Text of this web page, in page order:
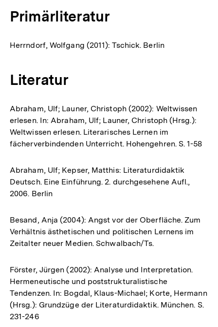
Primärliteratur
Herrndorf, Wolfgang (2011): Tschick. Berlin
Literatur
Abraham, Ulf; Launer, Christoph (2002): Weltwissen
erlesen. In: Abraham, Ulf; Launer, Christoph (Hrsg.):
Weltwissen erlesen. Literarisches Lernen im
fächerverbindenden Unterricht. Hohengehren. S. 1-58
Abraham, Ulf; Kepser, Matthis: Literaturdidaktik
Deutsch. Eine Einführung. 2. durchgesehene Aufl.,
2006. Berlin
Besand, Anja (2004): Angst vor der Oberfläche. Zum
Verhältnis ästhetischen und politischen Lernens im
Zeitalter neuer Medien. Schwalbach/Ts.
Förster, Jürgen (2002): Analyse und Interpretation.
Hermeneutische und poststrukturalistische
Tendenzen. In: Bogdal, Klaus-Michael; Korte, Hermann
(Hrsg.): Grundzüge der Literaturdidaktik. München. S.
231-246